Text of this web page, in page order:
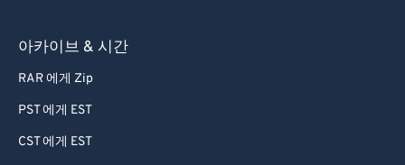
아카이브 & 시간
RAR 에게 Zip
PST 에게 EST
CST 에게 EST